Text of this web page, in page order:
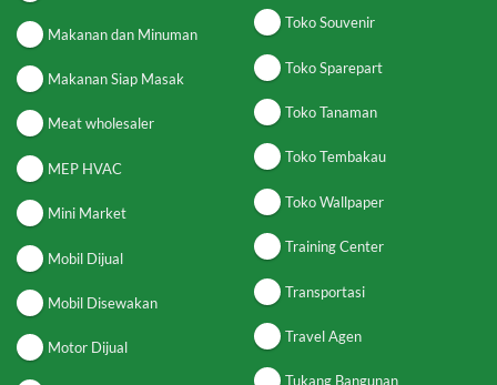
Makanan dan Minuman
Makanan Siap Masak
Meat wholesaler
MEP HVAC
Mini Market
Mobil Dijual
Mobil Disewakan
Motor Dijual
Toko Souvenir
Toko Sparepart
Toko Tanaman
Toko Tembakau
Toko Wallpaper
Training Center
Transportasi
Travel Agen
Tukang Bangunan